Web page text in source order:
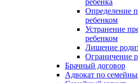
ребенка
Определение
ребенком
Устранение
ребенком
Лишение
Ограничение
Брачный договор
Адвокат по